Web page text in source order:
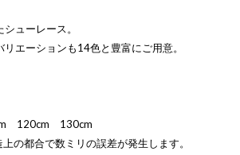
ューレース。
エーションも14色と豊富にご用意。
120cm 130cm
ミリの誤差が発生します。